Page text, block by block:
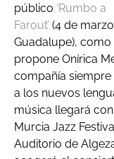
público ‘Rumbo a
Farout’ (4 de
Guadalupe), como
propone Onírica
compañía siempre
a los nuevos
música llegará
Murcia Jazz
Auditorio de